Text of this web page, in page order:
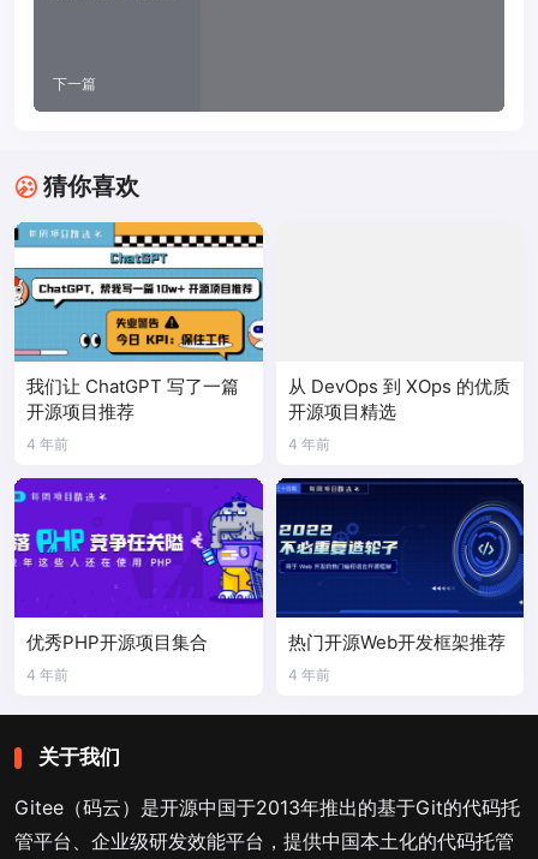
下一篇
猜你喜欢
我们让 ChatGPT 写了一篇
开源项目推荐
4 年前
从 DevOps 到 XOps 的优质
开源项目精选
4 年前
优秀PHP开源项目集合
4 年前
热门开源Web开发框架推荐
4 年前
关于我们
Gitee（码云）是开源中国于2013年推出的基于Git的代码托
管平台、企业级研发效能平台，提供中国本土化的代码托管